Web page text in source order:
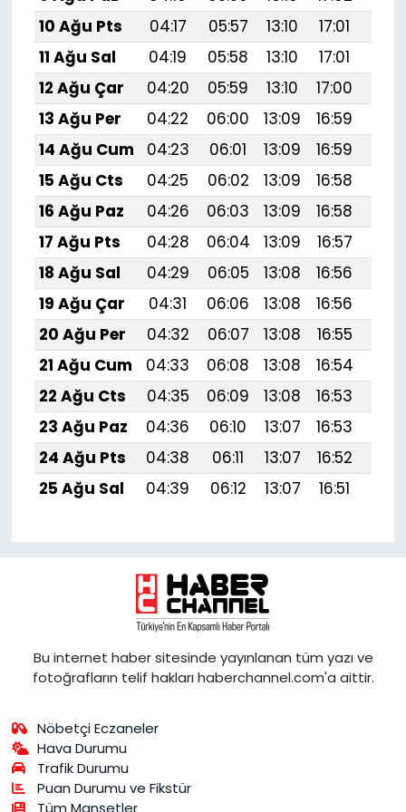
10 Ağu Pts
04:17 05:57 13:10 17:01
11 Ağu Sal
04:19 05:58 13:10 17:01
12 Ağu Çar
04:20 05:59 13:10 17:00
13 Ağu Per
04:22 06:00 13:09 16:59
14 Ağu Cum
04:23 06:01 13:09 16:59
15 Ağu Cts
04:25 06:02 13:09 16:58
16 Ağu Paz
04:26 06:03 13:09 16:58
17 Ağu Pts
04:28 06:04 13:09 16:57
18 Ağu Sal
04:29 06:05 13:08 16:56
19 Ağu Çar
04:31 06:06 13:08 16:56
20 Ağu Per
04:32 06:07 13:08 16:55
21 Ağu Cum
04:33 06:08 13:08 16:54
22 Ağu Cts
04:35 06:09 13:08 16:53
23 Ağu Paz
04:36 06:10 13:07 16:53
24 Ağu Pts
04:38 06:11 13:07 16:52
25 Ağu Sal
04:39 06:12 13:07 16:51
Bu internet haber sitesinde yayınlanan tüm yazı ve
fotoğrafların telif hakları haberchannel.com'a aittir.
Nöbetçi Eczaneler
Hava Durumu
Trafik Durumu
Puan Durumu ve Fikstür
Tüm Manşetler